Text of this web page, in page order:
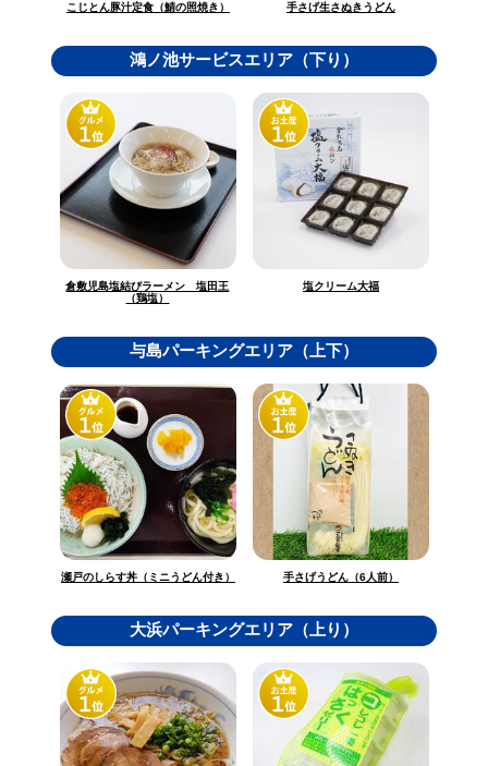
こじとん豚汁定食（鯖の照焼き） 手さげ生さぬきうどん
鴻ノ池サービスエリア（下り）
倉敷児島塩結びラーメン 塩田王
（鶏塩）
塩クリーム大福
与島パーキングエリア（上下）
瀬戸のしらす丼（ミニうどん付き） 手さげうどん（6人前）
大浜パーキングエリア（上り）